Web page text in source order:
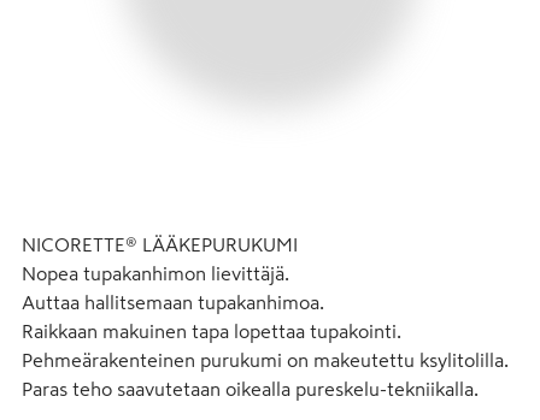
NICORETTE® LÄÄKEPURUKUMI
Nopea tupakanhimon lievittäjä.
Auttaa hallitsemaan tupakanhimoa.
Raikkaan makuinen tapa lopettaa tupakointi.
Pehmeärakenteinen purukumi on makeutettu ksylitolilla.
Paras teho saavutetaan oikealla pureskelu-tekniikalla.